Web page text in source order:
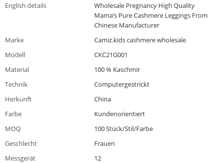
English details
Wholesale Pregnancy High Quality
Mama‘s Pure Cashmere Leggings From
Chinese Manufacturer
Marke
Camiz.kids cashmere wholesale
Modell
CKC21G001
Material
100 % Kaschmir
Technik
Computergestrickt
Herkunft
China
Farbe
Kundenorientiert
MOQ
100 Stück/Stil/Farbe
Geschlecht
Frauen
Messgerät
12